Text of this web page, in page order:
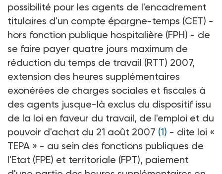
possibilité pour les agents de l'encadrement
titulaires d'un compte épargne-temps (CET) -
hors fonction publique hospitalière (FPH) - de
se faire payer quatre jours maximum de
réduction du temps de travail (RTT) 2007,
extension des heures supplémentaires
exonérées de charges sociales et fiscales à
des agents jusque-là exclus du dispositif issu
de la loi en faveur du travail, de l'emploi et du
pouvoir d'achat du 21 août 2007 (1) - dite loi «
TEPA » - au sein des fonctions publiques de
l'Etat (FPE) et territoriale (FPT), paiement